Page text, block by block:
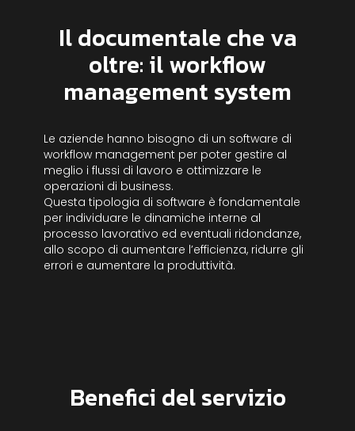
Il documentale che va
oltre: il workflow
management system
Le aziende hanno bisogno di un software di
workflow management per poter gestire al
meglio i flussi di lavoro e ottimizzare le
operazioni di business.
Questa tipologia di software è fondamentale
per individuare le dinamiche interne al
processo lavorativo ed eventuali ridondanze,
allo scopo di aumentare l’efficienza, ridurre gli
errori e aumentare la produttività.
Benefici del servizio